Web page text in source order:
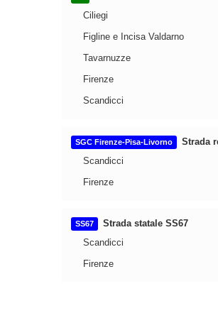
Ciliegi
Figline e Incisa Valdarno
Tavarnuzze
Firenze
Scandicci
SGC Firenze-Pisa-Livorno
Strada
Scandicci
Firenze
SS67
Strada statale SS67
Scandicci
Firenze